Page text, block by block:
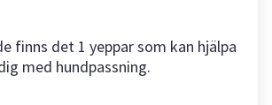
finns det 1 yeppar som kan hjälpa
med hundpassning.